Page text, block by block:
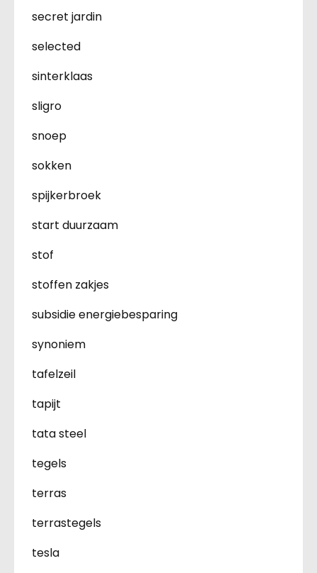
secret jardin
selected
sinterklaas
sligro
snoep
sokken
spijkerbroek
start duurzaam
stof
stoffen zakjes
subsidie energiebesparing
synoniem
tafelzeil
tapijt
tata steel
tegels
terras
terrastegels
tesla